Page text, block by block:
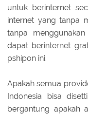
untuk berinternet
internet yang tanpa
tanpa
dapat berinternet
pshipon ini.
Apakah semua
Indonesia bisa
bergantung apakah